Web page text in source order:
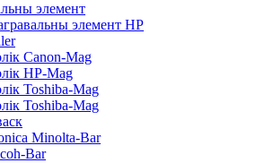
элемент
элемент HP
Canon-Mag
HP-Mag
Toshiba-Mag
Toshiba-Mag
Minolta-Bar
Bar